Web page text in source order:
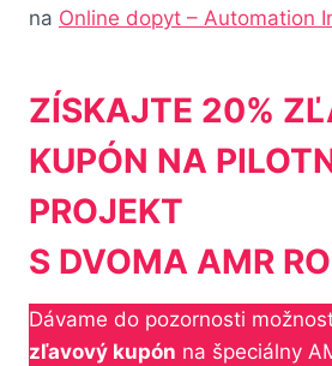
na Online dopyt – Automation
ZÍSKAJTE 20%
KUPÓN NA
PROJEKT
S DVOMA AMR
Dávame do pozornosti
zľavový kupón na špeciálny